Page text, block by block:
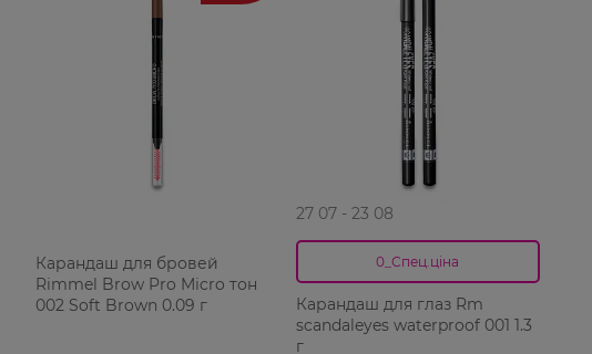
Карандаш для бровей
Rimmel Brow Pro Micro тон
002 Soft Brown 0.09 г
27 07 - 23 08
0_Спец.ціна
Карандаш для глаз Rm
scandaleyes waterproof 001 1.3
г